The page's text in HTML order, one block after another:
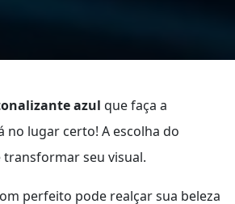
azul que faça a
no lugar certo! A escolha do
seu visual.
perfeito pode realçar sua beleza